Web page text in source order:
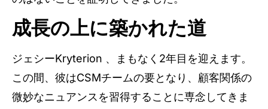
成長の上に築かれた道
ジェシーKryterion 、まもなく2年目を迎えます。
この間、彼はCSMチームの要となり、顧客関係の
微妙なニュアンスを習得することに専念してきま